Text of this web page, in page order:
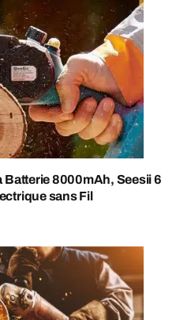
8000mAh, Seesii 6
sans Fil